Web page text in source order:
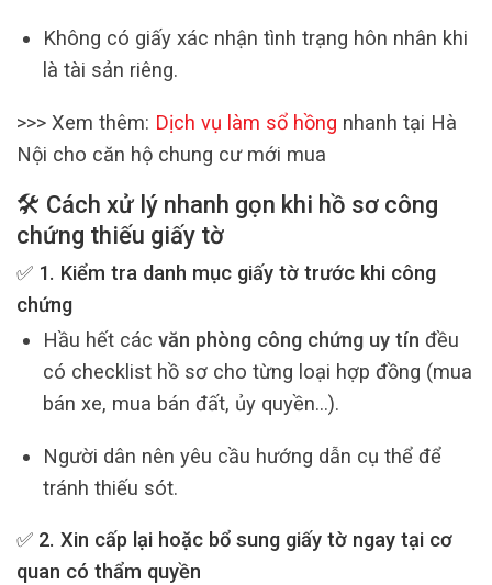
Không có giấy xác nhận tình trạng hôn nhân khi
là tài sản riêng.
>>> Xem thêm: Dịch vụ làm sổ hồng nhanh tại Hà
Nội cho căn hộ chung cư mới mua
🛠️ Cách xử lý nhanh gọn khi hồ sơ công
chứng thiếu giấy tờ
✅ 1. Kiểm tra danh mục giấy tờ trước khi công
chứng
Hầu hết các văn phòng công chứng uy tín đều
có checklist hồ sơ cho từng loại hợp đồng (mua
bán xe, mua bán đất, ủy quyền…).
Người dân nên yêu cầu hướng dẫn cụ thể để
tránh thiếu sót.
✅ 2. Xin cấp lại hoặc bổ sung giấy tờ ngay tại cơ
quan có thẩm quyền